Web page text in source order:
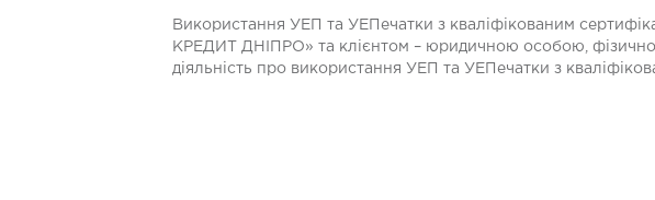
Використання УЕП та УЕПечатки з кваліфікованим
КРЕДИТ ДНІПРО» та клієнтом – юридичною особою,
діяльність про використання УЕП та УЕПечатки з